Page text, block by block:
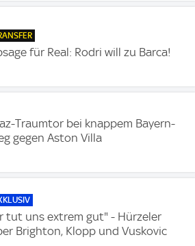
für Real: Rodri will zu Barca!
Traumtor bei knappem Bayern-
gegen Aston Villa
tut uns extrem gut" - Hürzeler
Brighton, Klopp und Vuskovic